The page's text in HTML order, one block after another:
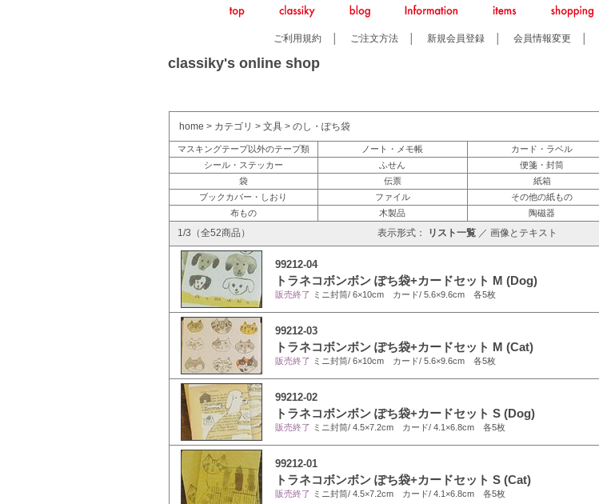
ご利用規約 ご注文方法 新規会員登録 会員情報変更
classiky's online shop
home > カテゴリ > 文具> のし・ぽち袋
マスキングテープ以外のテープ類 ノート・メモ帳 カード・ラベル
シール・ステッカー
ふせん 便箋・封筒
袋
伝票 紙箱
ブックカバー・しおり
ファイル その他の紙もの
布もの
木製品 陶磁器
1/3（全52商品） 表示形式： リスト一覧／ 画像とテキスト
99212-04
トラネコボンボン ぽち袋+カードセット M (Dog)
販売終了 ミニ封筒/ 6×10cm カード/ 5.6×9.6cm 各5枚
99212-03
トラネコボンボン ぽち袋+カードセット M (Cat)
販売終了 ミニ封筒/ 6×10cm カード/ 5.6×9.6cm 各5枚
99212-02
トラネコボンボン ぽち袋+カードセット S (Dog)
販売終了 ミニ封筒/ 4.5×7.2cm カード/ 4.1×6.8cm 各5枚
99212-01
トラネコボンボン ぽち袋+カードセット S (Cat)
販売終了 ミニ封筒/ 4.5×7.2cm カード/ 4.1×6.8cm 各5枚